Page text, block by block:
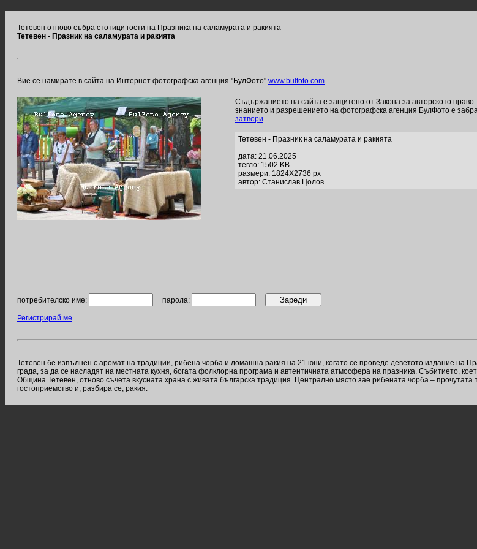
Тетевен отново събра стотици гости на Празника на саламурата и ракията
Тетевен - Празник на саламурата и ракията
Вие се намирате в сайта на Интернет фотографска агенция "БулФото" www.bulfoto.com
Съдържанието на сайта е защитено от Закона за авторското
знанието и разрешението на фотографска агенция БулФото е
затвори
Тетевен - Празник на саламурата и ракията
дата: 21.06.2025
тегло: 1502 KB
размери: 1824X2736 px
автор: Станислав Цолов
потребителско име: парола:
Регистрирай ме
Тетевен бе изпълнен с аромат на традиции, рибена чорба и домашна ракия на 21 юни, когато се проведе деветото издание на
града, за да се насладят на местната кухня, богата фолклорна програма и автентичната атмосфера на празника. Събитието,
Община Тетевен, отново съчета вкусната храна с живата българска традиция. Централно място зае рибената чорба –
гостоприемство и, разбира се, ракия.